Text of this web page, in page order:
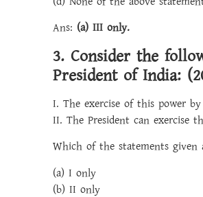
Ans: (a) III only.
3. Consider the
President of India:
I. The exercise of this power
II. The President can exercise
Which of the statements given
(a) I only
(b) II only